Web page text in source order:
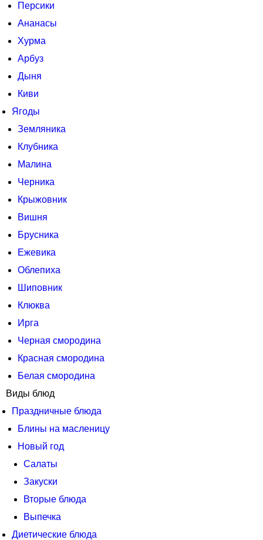
Персики
Ананасы
Хурма
Арбуз
Дыня
Киви
Ягоды
Земляника
Клубника
Малина
Черника
Крыжовник
Вишня
Брусника
Ежевика
Облепиха
Шиповник
Клюква
Ирга
Черная смородина
Красная смородина
Белая смородина
Виды блюд
Праздничные блюда
Блины на масленицу
Новый год
Салаты
Закуски
Вторые блюда
Выпечка
Диетические блюда